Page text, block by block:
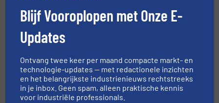
VRAAG DE EXPERT
VIDEO'S
Blijf Vooroplopen met Onze E-
Updates
Ontvang twee keer per maand compacte markt- en
technologie-updates — met redactionele inzichten
en het belangrijkste industrienieuws rechtstreeks
in je inbox. Geen spam, alleen praktische kennis
voor industriële professionals.